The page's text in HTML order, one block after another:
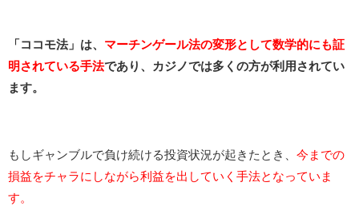
「ココモ法」は、 マーチンゲール法の変形として数学的にも証
明されている手法であり、カジノでは多くの方が利用されてい
ます。
もしギャンブルで負け続ける投資状況が起きたとき、 今までの
損益をチャラにしながら利益を出していく手法となっていま
す。